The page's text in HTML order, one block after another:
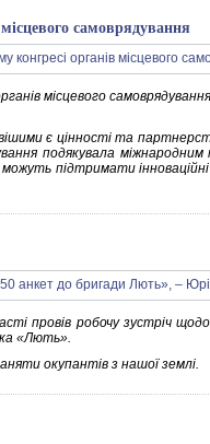
самоврядування
місцевого
є цінності та
подякувала
підтримати інноваційні
провів робочу зустріч
«Лють».
окупантів з нашої землі.